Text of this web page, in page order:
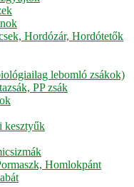
Hordózár, Hordótetők
lebomló zsákok)
PP zsák
kesztyűk
Homlokpánt